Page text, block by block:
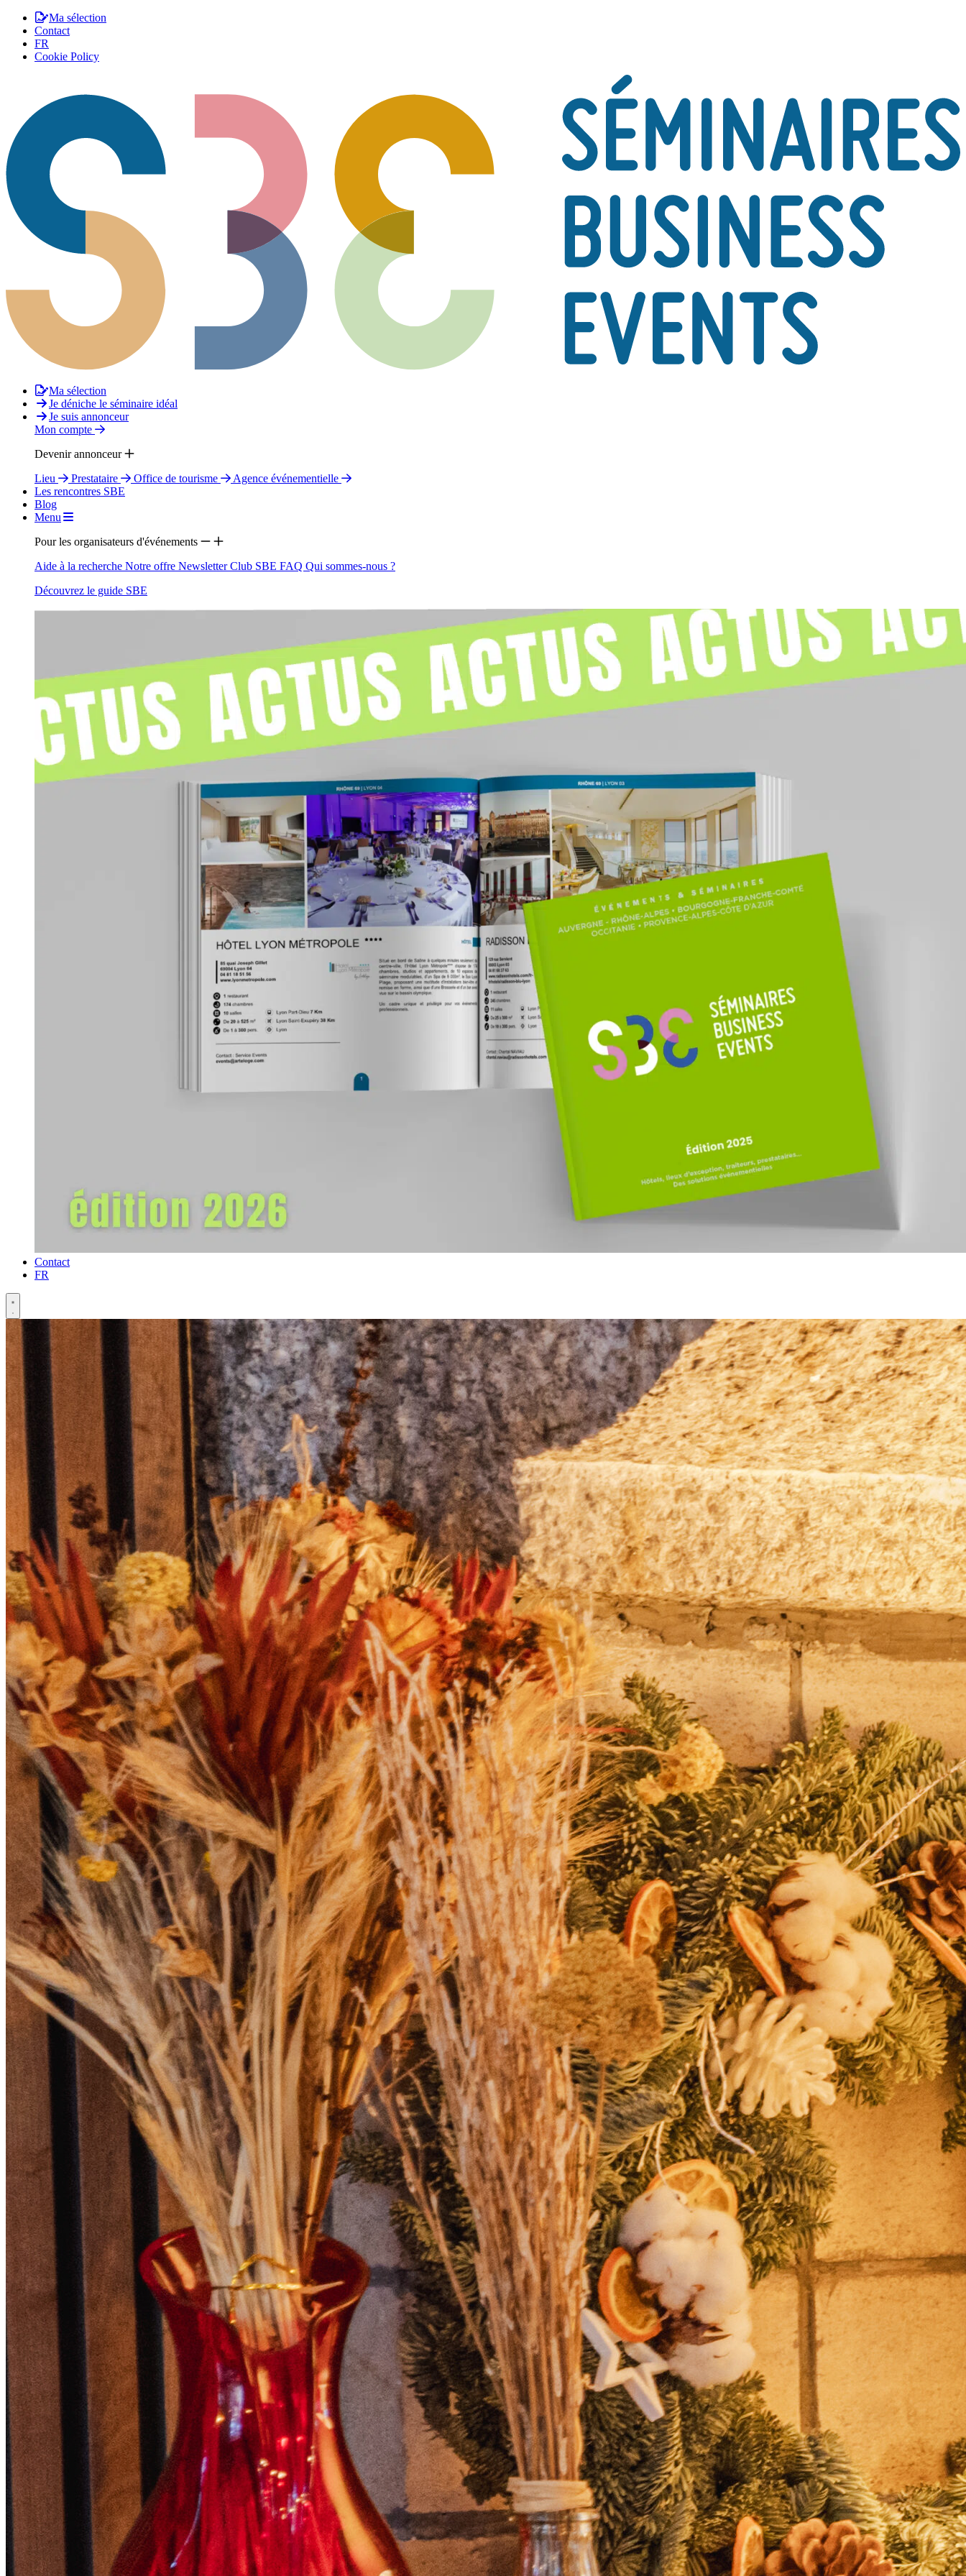
Ma sélection
Contact
FR
Cookie Policy
Ma sélection
Je déniche le séminaire idéal
Je suis annonceur
Mon compte
Devenir annonceur
Lieu
Prestataire Office de tourisme
Agence événementielle
Les rencontres SBE
Blog
Menu
Pour les organisateurs d'événements
Aide à la recherche Notre offre NewsletterClub SBE FAQ Qui sommes-nous ?
Découvrez le guide SBE
Contact
FR